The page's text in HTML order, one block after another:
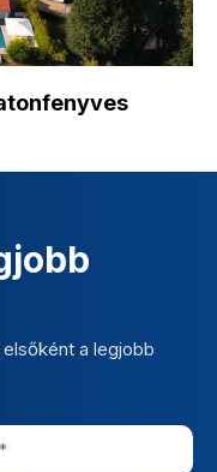
a legjobb